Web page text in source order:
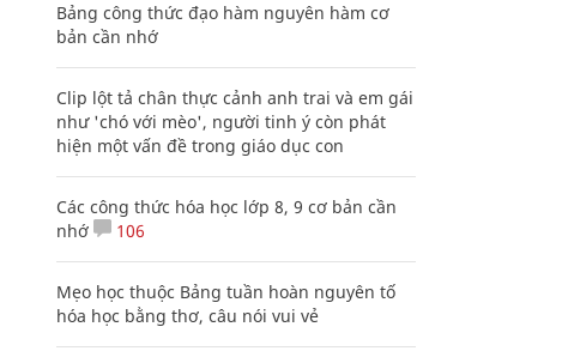
Bảng công thức đạo hàm nguyên hàm cơ
bản cần nhớ
Clip lột tả chân thực cảnh anh trai và em gái
như 'chó với mèo', người tinh ý còn phát
hiện một vấn đề trong giáo dục con
Các công thức hóa học lớp 8, 9 cơ bản cần
nhớ
106
Mẹo học thuộc Bảng tuần hoàn nguyên tố
hóa học bằng thơ, câu nói vui vẻ